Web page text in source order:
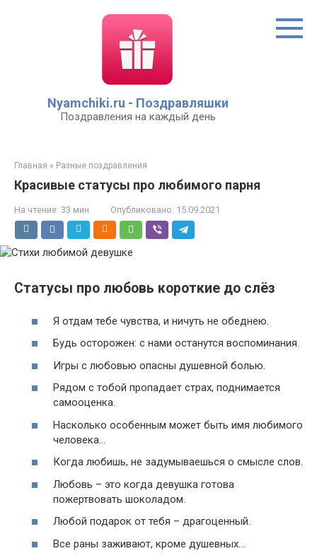
Nyamchiki.ru - Поздравляшки
Поздравления на каждый день
Главная » Разные поздравления
Красивые статусы про любимого парня
На чтение: 33 мин Опубликовано: 15.09.2021
Статусы про любовь короткие до слёз
Я отдам тебе чувства, и ничуть не обеднею.
Будь осторожен: с нами останутся воспоминания.
Игры с любовью опасны душевной болью.
Рядом с тобой пропадает страх, поднимается
самооценка.
Насколько особенным может быть имя любимого
человека…
Когда любишь, не задумываешься о смысле слов.
Любовь – это когда девушка готова
пожертвовать шоколадом.
Любой подарок от тебя – драгоценный.
Все раны заживают, кроме душевных…